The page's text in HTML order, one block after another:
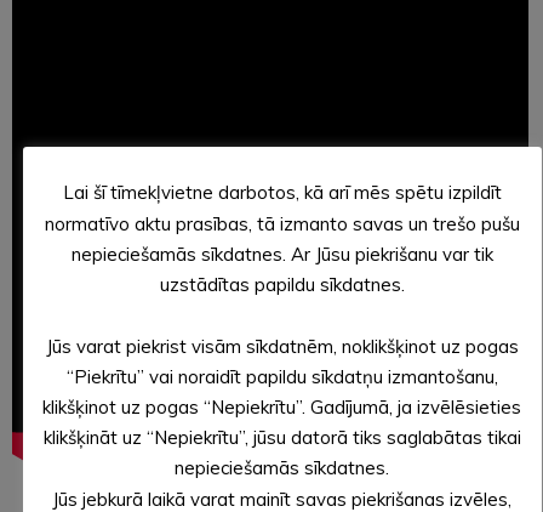
Lai šī tīmekļvietne darbotos, kā arī mēs spētu izpildīt
normatīvo aktu prasības, tā izmanto savas un trešo pušu
nepieciešamās sīkdatnes. Ar Jūsu piekrišanu var tik
uzstādītas papildu sīkdatnes.
Jūs varat piekrist visām sīkdatnēm, noklikšķinot uz pogas
“Piekrītu” vai noraidīt papildu sīkdatņu izmantošanu,
klikšķinot uz pogas “Nepiekrītu”. Gadījumā, ja izvēlēsieties
klikšķināt uz “Nepiekrītu”, jūsu datorā tiks saglabātas tikai
nepieciešamās sīkdatnes.
Jūs jebkurā laikā varat mainīt savas piekrišanas izvēles,